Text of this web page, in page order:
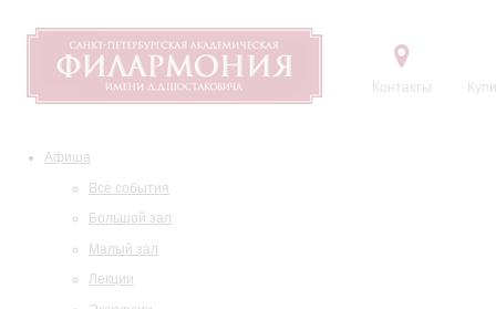
Контакты
Афиша
Все события
Большой зал
Малый зал
Лекции